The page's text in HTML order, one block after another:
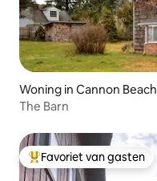
Woning in Cannon Beach
The Barn
Topfavoriet van gasten
Favoriet van gasten